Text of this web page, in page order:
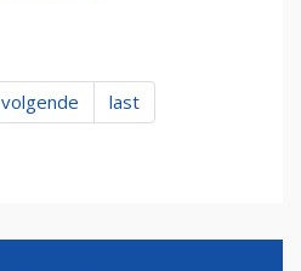
volgende last